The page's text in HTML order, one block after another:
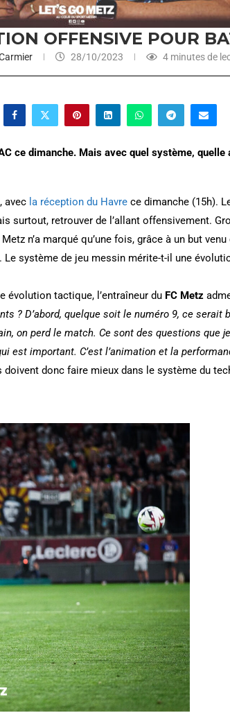
OFFENSIVE POUR
28/10/2023 4 minutes de
ce dimanche. Mais avec quel système, quelle
avec la réception du Havre ce dimanche (15h).
surtout, retrouver de l’allant offensivement.
n’a marqué qu’une fois, grâce à un but venu
système de jeu messin mérite-t-il une
évolution tactique, l’entraîneur du FC Metz
? D’abord, quelque soit le numéro 9, ce serait
on perd le match. Ce sont des questions que
est important. C’est l’animation et la
doivent donc faire mieux dans le système du